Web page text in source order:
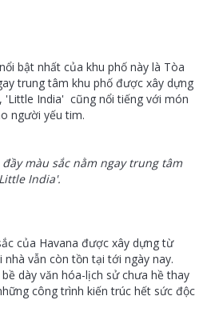
bật nhất của khu phố này là Tòa
trung tâm khu phố được xây dựng
'Little India' cũng nổi tiếng với món
người yếu tim.
màu sắc nằm ngay trung tâm
India'.
của Havana được xây dựng từ
vẫn còn tồn tại tới ngày nay.
dày văn hóa-lịch sử chưa hề thay
công trình kiến trúc hết sức độc